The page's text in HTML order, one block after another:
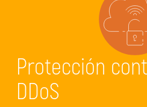
Protección
DDoS